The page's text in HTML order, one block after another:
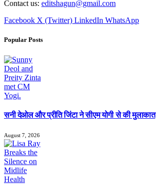
Contact us: editshagun@gmail.com
Facebook X (Twitter) LinkedIn WhatsApp
Popular Posts
सनी देओल और प्रीति जिंटा ने सीएम योगी से की मुलाकात
August 7, 2026